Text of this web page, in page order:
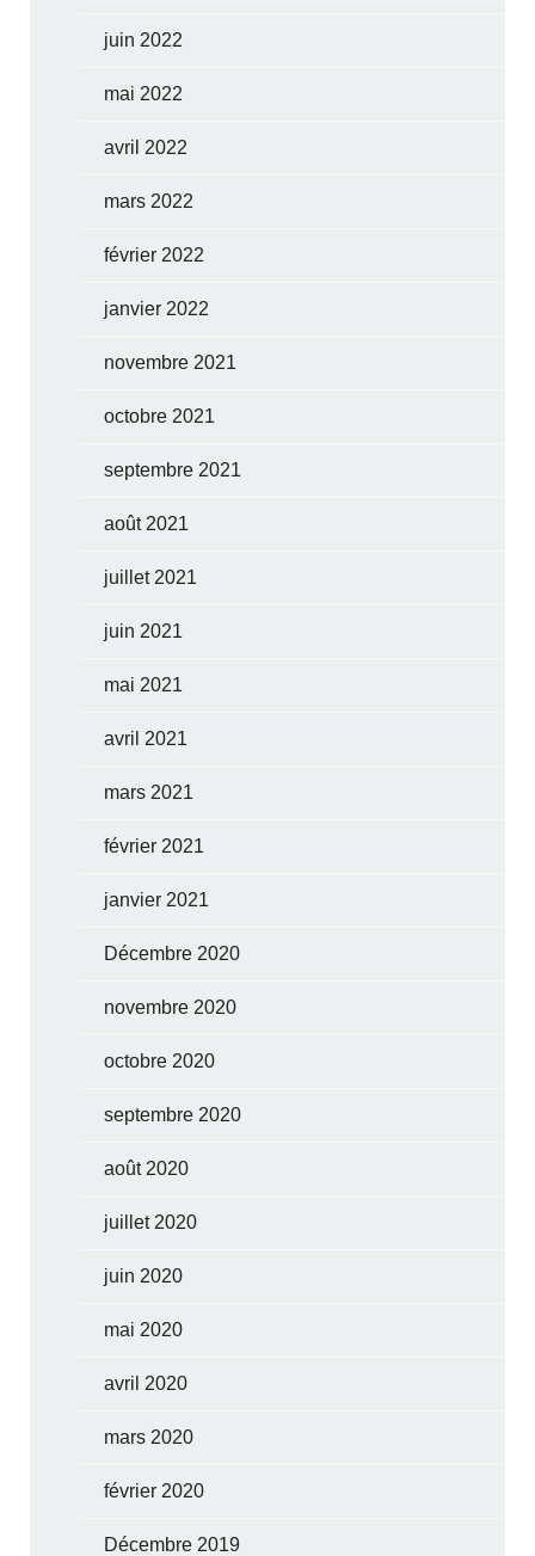
juin 2022
mai 2022
avril 2022
mars 2022
février 2022
janvier 2022
novembre 2021
octobre 2021
septembre 2021
août 2021
juillet 2021
juin 2021
mai 2021
avril 2021
mars 2021
février 2021
janvier 2021
Décembre 2020
novembre 2020
octobre 2020
septembre 2020
août 2020
juillet 2020
juin 2020
mai 2020
avril 2020
mars 2020
février 2020
Décembre 2019